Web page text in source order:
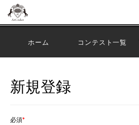
ホーム コンテスト一覧
新規登録
必須